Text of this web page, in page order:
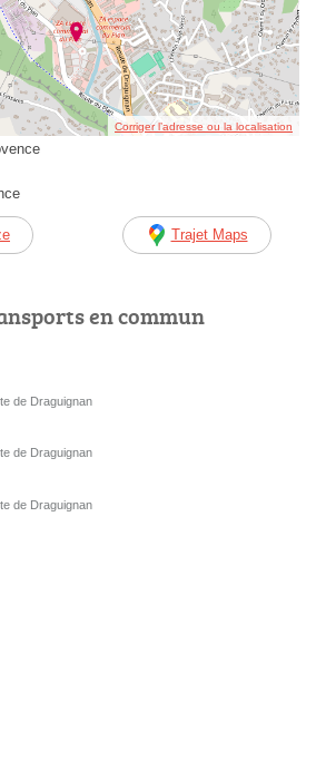
Corriger l’adresse ou la localisation
Trajet Maps
en commun
de Draguignan
de Draguignan
de Draguignan